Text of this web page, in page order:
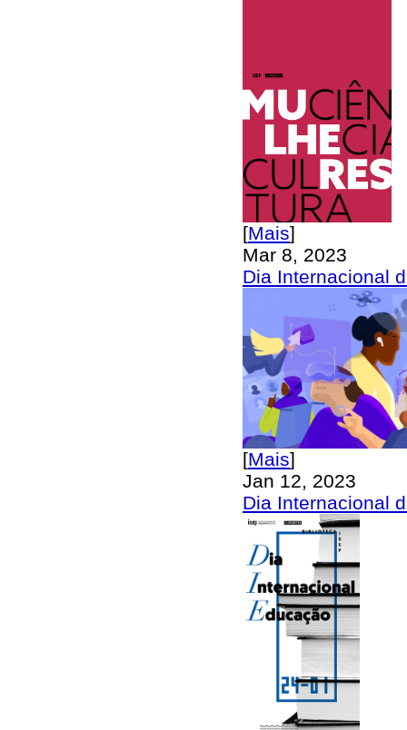
[Mais]
Mar 8, 2023
Dia Internacional
[Mais]
Jan 12, 2023
Dia Internacional